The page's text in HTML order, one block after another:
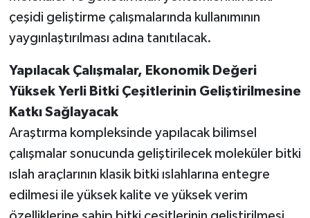
çeşidi geliştirme çalışmalarında kullanımının
yaygınlaştırılması adına tanıtılacak.
Yapılacak Çalışmalar, Ekonomik Değeri
Yüksek Yerli Bitki Çeşitlerinin Geliştirilmesine
Katkı Sağlayacak
Araştırma kompleksinde yapılacak bilimsel
çalışmalar sonucunda geliştirilecek moleküler bitki
ıslah araçlarının klasik bitki ıslahlarına entegre
edilmesi ile yüksek kalite ve yüksek verim